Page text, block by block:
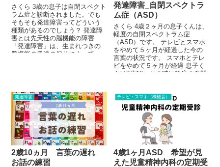
さくら 3歳の息子は自閉スペクト
ラム症と診断されました。でも
そもそも発達障害ってどういう
種類があるのでしょう？ 発達障
害とは先天性の脳機能の障害
「発達障害」は、生まれつきの
脳機能の発達の偏りによって、
発達障害_自閉スペクトラ
ム症（ASD）
さくら 4歳２ヶ月の息子くんは、
軽度の自閉スペクトラム症
（ASD）です。 テレビとスマホ
をやめて５ヶ月が経過した今の
言葉の状況です。 スマホとテレ
ビをやめて５ヶ月が経過 息子く
んは3歳10ヶ月の時に軽度の自閉
発達障害
2歳10ヵ月 言葉の遅れ
お話の練習
テレビ・スマホ（機械音）
4歳1ヶ月ASD 希望が見
えた児童精神内科の定期受